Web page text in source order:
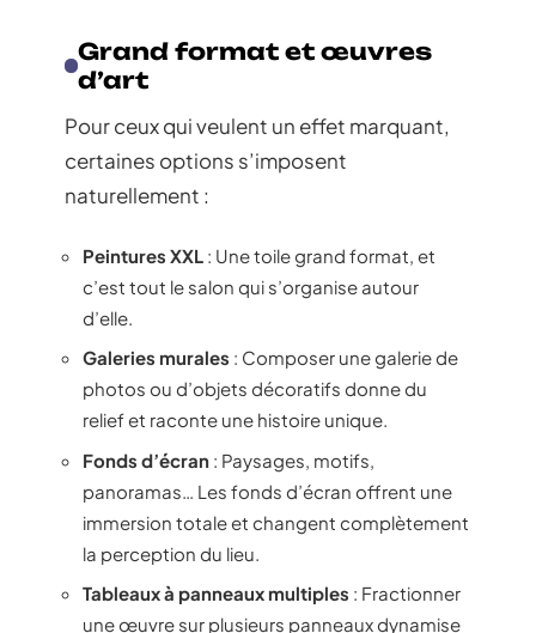
Grand format et œuvres
d’art
Pour ceux qui veulent un effet marquant,
certaines options s’imposent
naturellement :
Peintures XXL : Une toile grand format, et
c’est tout le salon qui s’organise autour
d’elle.
Galeries murales : Composer une galerie de
photos ou d’objets décoratifs donne du
relief et raconte une histoire unique.
Fonds d’écran : Paysages, motifs,
panoramas… Les fonds d’écran offrent une
immersion totale et changent complètement
la perception du lieu.
Tableaux à panneaux multiples : Fractionner
une œuvre sur plusieurs panneaux dynamise